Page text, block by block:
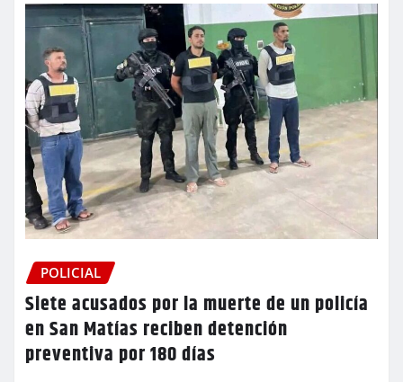
POLICIAL
Siete acusados por la muerte de un policía
en San Matías reciben detención
preventiva por 180 días